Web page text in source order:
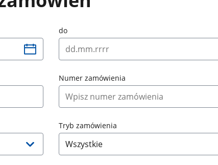
do
Numer zamówienia
Tryb zamówienia